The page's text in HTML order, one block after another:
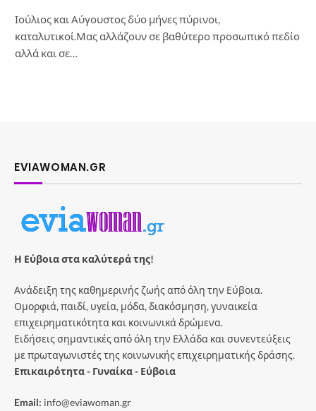
Ιούλιος και Αύγουστος δύο μήνες πύρινοι,
καταλυτικοί.Μας αλλάζουν σε βαθύτερο προσωπικό πεδίο
αλλά και σε…
EVIAWOMAN.GR
Η Εύβοια στα καλύτερά της!
Ανάδειξη της καθημερινής ζωής από όλη την Εύβοια.
Ομορφιά, παιδί, υγεία, μόδα, διακόσμηση, γυναικεία
επιχειρηματικότητα και κοινωνικά δρώμενα.
Ειδήσεις σημαντικές από όλη την Ελλάδα και συνεντεύξεις
με πρωταγωνιστές της κοινωνικής επιχειρηματικής δράσης.
Επικαιρότητα - Γυναίκα - Εύβοια
Email: info@eviawoman.gr